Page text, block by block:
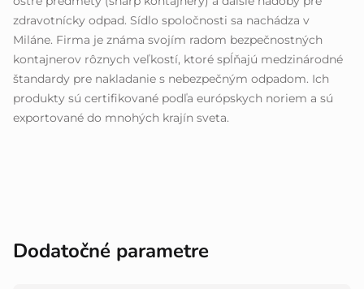
zdravotnícky odpad. Sídlo spoločnosti sa nachádza v
Miláne. Firma je známa svojím radom bezpečnostných
kontajnerov rôznych veľkostí, ktoré spĺňajú medzinárodné
štandardy pre nakladanie s nebezpečným odpadom. Ich
produkty sú certifikované podľa európskych noriem a sú
exportované do mnohých krajín sveta.
Dodatočné parametre